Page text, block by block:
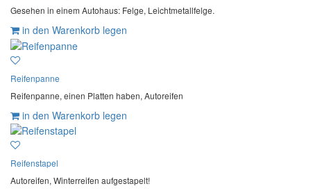
Gesehen in einem Autohaus: Felge, Leichtmetallfelge.
in den Warenkorb legen
Reifenpanne
Reifenpanne, einen Platten haben, Autoreifen
in den Warenkorb legen
Reifenstapel
Autoreifen, Winterreifen aufgestapelt!